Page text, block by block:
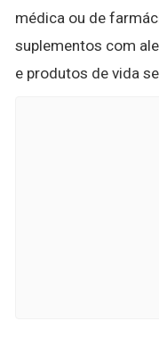
médica ou de
suplementos com
e produtos de vida